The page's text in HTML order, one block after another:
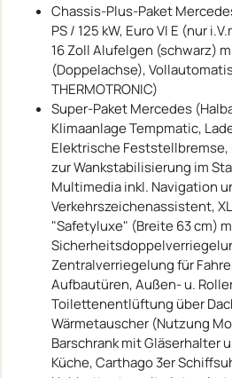
Chassis-Plus-Paket
PS / 125 kW, Euro VI E (nur
16 Zoll Alufelgen (schwarz)
(Doppelachse),
THERMOTRONIC)
Super-Paket Mercedes
Klimaanlage Tempmatic,
Elektrische
zur Wankstabilisierung im
Multimedia inkl. Navigation
Verkehrszeichenassistent,
"Safetyluxe" (Breite 63 cm)
Zentralverriegelung für
Aufbautüren, Außen- u.
Toilettenentlüftung über
Wärmetauscher (Nutzung
Barschrank mit Gläserhalter
Küche, Carthago 3er